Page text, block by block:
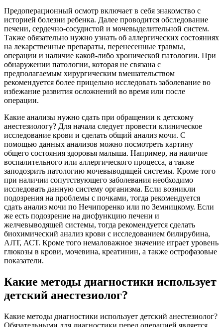
Предоперационный осмотр включает в себя знакомство с
историей болезни ребенка. Далее проводится обследование
печени, сердечно-сосудистой и мочевыделительной систем.
Также обязательно нужно узнать об аллергических состояниях
на лекарственные препараты, перенесенные травмы,
операции и наличие какой-либо хронической патологии. При
обнаружении патологии, которая не связана с
предполагаемым хирургическим вмешательством
рекомендуется более прицельно исследовать заболевание во
избежание развития осложнений во время или после
операции.
Какие анализы нужно сдать при обращении к детскому
анестезиологу? Для начала следует провести клиническое
исследование крови и сделать общий анализ мочи. С
помощью данных анализов можно посмотреть картину
общего состояния здоровья малыша. Например, на наличие
воспалительного или аллергического процесса, а также
заподозрить патологию мочевыводящей системы. Кроме того
при наличии сопутствующего заболевания необходимо
исследовать данную систему организма. Если возникли
подозрения на проблемы с почками, тогда рекомендуется
сдать анализ мочи по Нечипоренко или по Земницкому. Если
же есть подозрение на дисфункцию печени и
желчевыводящей системы, тогда рекомендуется сделать
биохимический анализ крови с исследованием билирубина,
АЛТ, АСТ. Кроме того немаловажное значение играет уровень
глюкозы в крови, мочевина, креатинин, а также острофазовые
показатели.
Какие методы диагностики использует
детский анестезиолог?
Какие методы диагностики использует детский анестезиолог?